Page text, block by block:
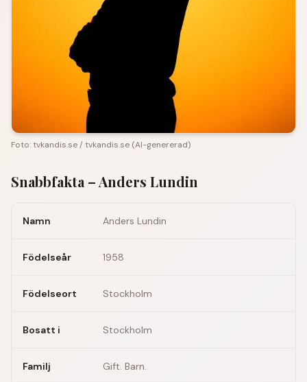
Foto: tvkandis.se/ tvkandis.se (AI-genererad)
Snabbfakta –Anders Lundin
Namn Anders Lundin
Födelseår 1958
Födelseort Stockholm
Bosatt i Stockholm
Familj Gift. Barn.